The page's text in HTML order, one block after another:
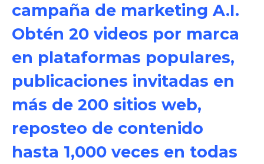
campaña de marketing A.I.
Obtén 20 videos por marca
en plataformas populares,
publicaciones invitadas en
más de 200 sitios web,
reposteo de contenido
hasta 1,000 veces en todas